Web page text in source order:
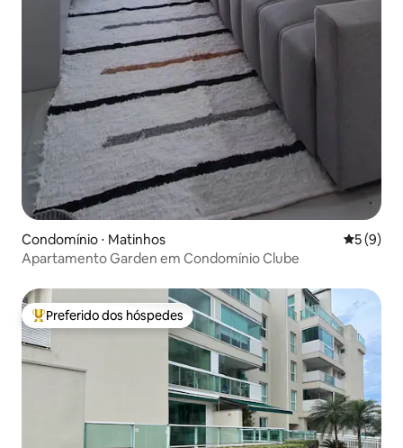
Condomínio ⋅ Matinhos 5 de
5 (9)
Apartamento Garden em Condomínio Clube
Entre os melhores preferidos dos hóspedes
Preferido dos hóspedes